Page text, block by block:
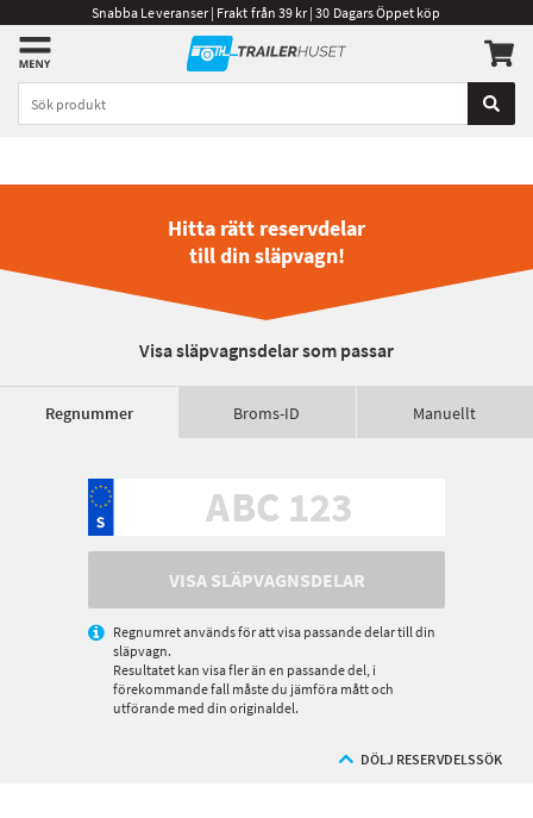
Snabba Leveranser | Frakt från 39 kr | 30 Dagars Öppet köp
Hitta rätt reservdelar
till din släpvagn!
Visa släpvagnsdelar som passar
Regnummer Broms-ID Manuellt
VISA SLÄPVAGNSDELAR
Regnumret används för att visa passande delar till din
släpvagn.
Resultatet kan visa fler än en passande del, i
förekommande fall måste du jämföra mått och
utförande med din originaldel.
DÖLJ RESERVDELSSÖK